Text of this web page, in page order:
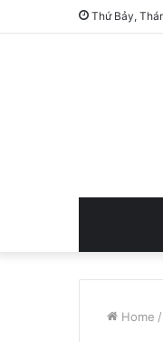
Thứ Bảy,
Home /